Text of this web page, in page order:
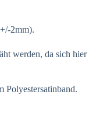
2mm).
werden, da sich hier
Polyestersatinband.